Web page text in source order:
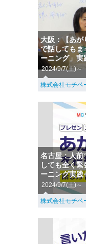
大阪：【あが
で話してもま
ーニング」実
2024/9/7(土)～
株式会社モチベ
名古屋：人前
しても全く
ーニング実践
2024/9/7(土)～
株式会社モチベ